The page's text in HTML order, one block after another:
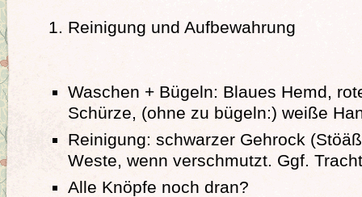
Reinigung und Aufbewahrung
Waschen + Bügeln: Blaues Hemd,
Schürze, (ohne zu bügeln:) weiße
Reinigung: schwarzer Gehrock
Weste, wenn verschmutzt. Ggf.
Alle Knöpfe noch dran?